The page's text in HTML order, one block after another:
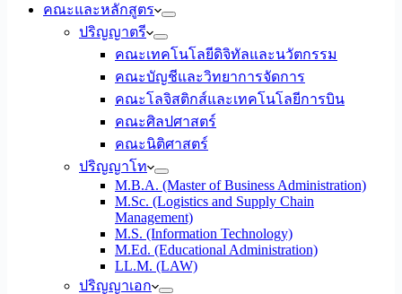
คณะและหลักสูตร
ปริญญาตรี
คณะเทคโนโลยีดิจิทัลและนวัตกรรม
คณะบัญชีและวิทยาการจัดการ
คณะโลจิสติกส์และเทคโนโลยีการบิน
คณะศิลปศาสตร์
คณะนิติศาสตร์
ปริญญาโท
M.B.A. (Master of Business Administration)
M.Sc. (Logistics and Supply Chain
Management)
M.S. (Information Technology)
M.Ed. (Educational Administration)
LL.M. (LAW)
ปริญญาเอก